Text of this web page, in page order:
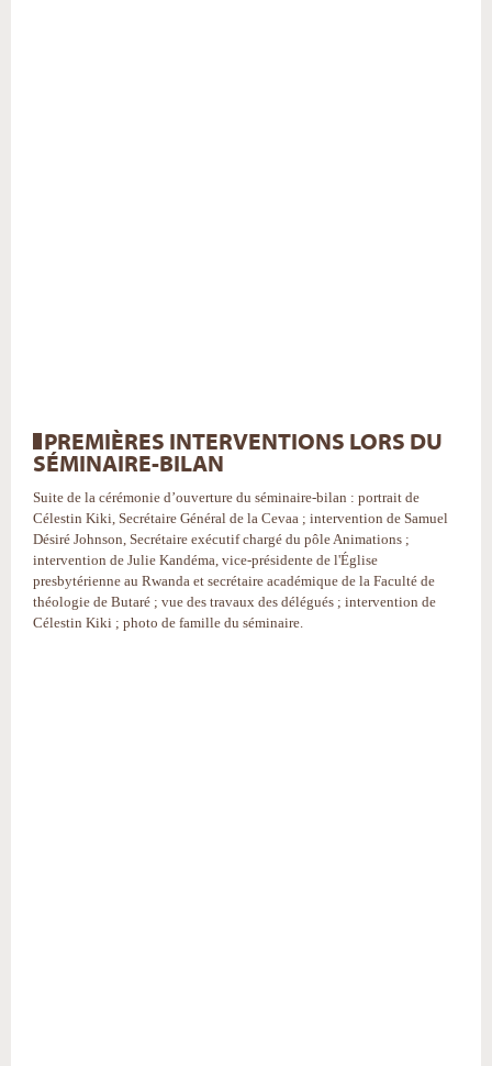
PREMIÈRES INTERVENTIONS LORS DU
SÉMINAIRE-BILAN
Suite de la cérémonie d’ouverture du séminaire-bilan : portrait de
Célestin Kiki, Secrétaire Général de la Cevaa ; intervention de Samuel
Désiré Johnson, Secrétaire exécutif chargé du pôle Animations ;
intervention de Julie Kandéma, vice-présidente de l'Église
presbytérienne au Rwanda et secrétaire académique de la Faculté de
théologie de Butaré ; vue des travaux des délégués ; intervention de
Célestin Kiki ; photo de famille du séminaire.